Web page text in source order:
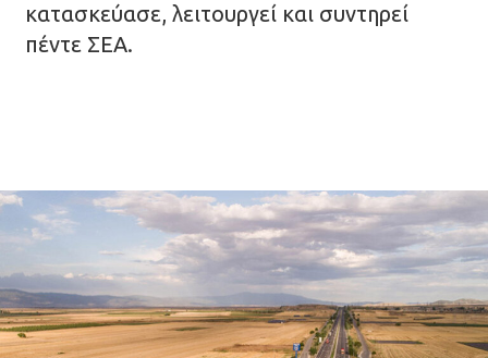
κατασκεύασε, λειτουργεί και συντηρεί
πέντε ΣΕΑ.